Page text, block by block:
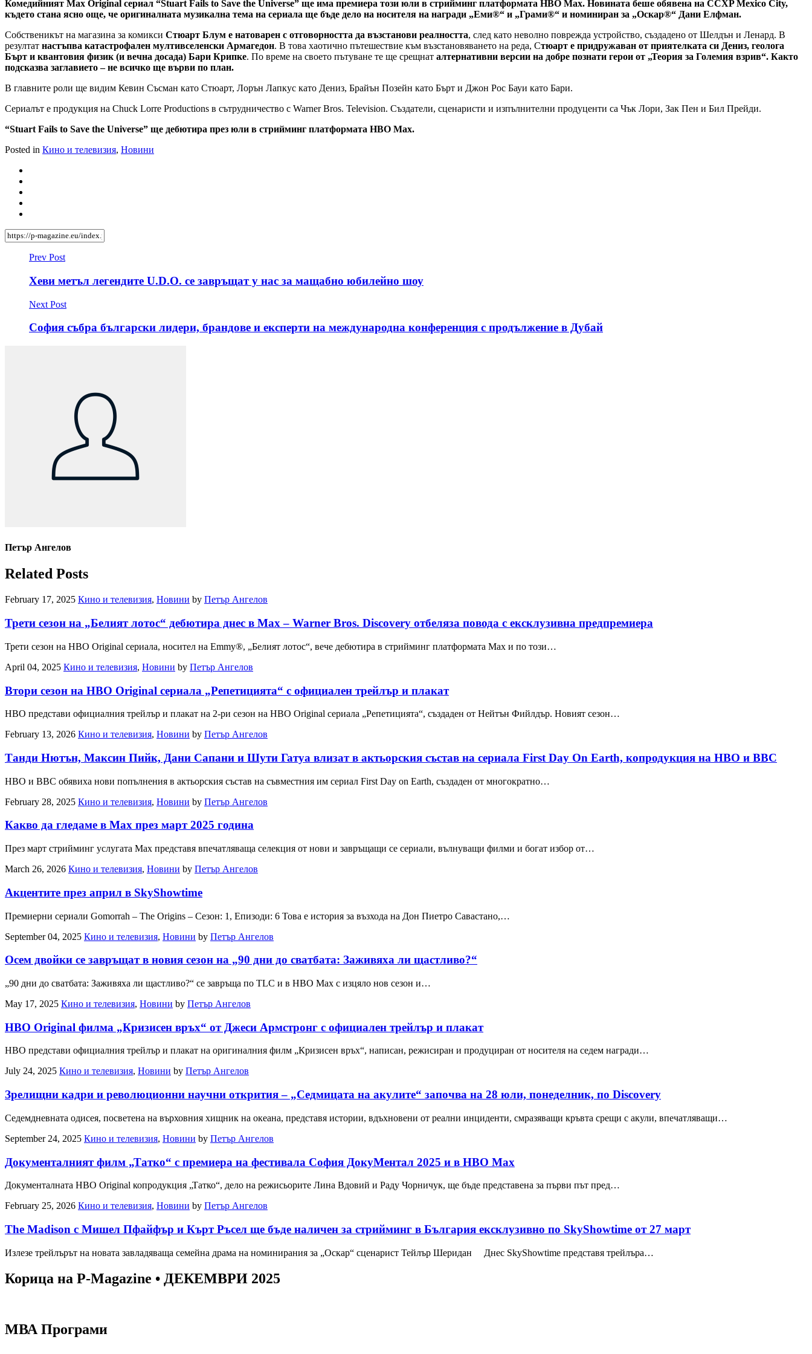
Комедийният Max Original сериал “Stuart Fails to Save the Universe” ще има премиера този юли в стрийминг платформата HBO Max. Новината беше обявена на CCXP Mexico City,
където стана ясно още, че оригиналната музикална тема на сериала ще бъде дело на носителя на награди „Еми®“ и „Грами®“ и номиниран за „Оскар®“ Дани Елфман.
Собственикът на магазина за комикси Стюарт Блум е натоварен с отговорността да възстанови реалността, след като неволно поврежда устройство, създадено от Шелдън и Ленард. В
резултат настъпва катастрофален мултивселенски Армагедон. В това хаотично пътешествие към възстановяването на реда, Стюарт е придружаван от приятелката си Дениз, геолога
Бърт и квантовия физик (и вечна досада) Бари Крипке. По време на своето пътуване те ще срещнат алтернативни версии на добре познати герои от „Теория за Големия взрив“. Както
подсказва заглавието – не всичко ще върви по план.
В главните роли ще видим Кевин Съсман като Стюарт, Лорън Лапкус като Дениз, Брайън Позейн като Бърт и Джон Рос Бауи като Бари.
Сериалът е продукция на Chuck Lorre Productions в сътрудничество с Warner Bros. Television. Създатели, сценаристи и изпълнителни продуценти са Чък Лори, Зак Пен и Бил Прейди.
“Stuart Fails to Save the Universe” ще дебютира през юли в стрийминг платформата HBO Max.
Posted in Кино и телевизия, Новини
Prev Post
Хеви метъл легендите U.D.O. се завръщат у нас за мащабно юбилейно шоу
Next Post
София събра български лидери, брандове и експерти на международна конференция с продължение в Дубай
Петър Ангелов
Related Posts
February 17, 2025 Кино и телевизия, Новини by Петър Ангелов
Трети сезон на „Белият лотос“ дебютира днес в Max – Warner Bros. Discovery отбеляза повода с ексклузивна предпремиера
Трети сезон на HBO Original сериала, носител на Emmy®, „Белият лотос“, вече дебютира в стрийминг платформата Max и по този…
April 04, 2025 Кино и телевизия, Новини by Петър Ангелов
Втори сезон на HBO Original сериала „Репетицията“ с официален трейлър и плакат
HBO представи официалния трейлър и плакат на 2-ри сезон на HBO Original сериалa „Репетицията“, създаден от Нейтън Фийлдър. Новият сезон…
February 13, 2026 Кино и телевизия, Новини by Петър Ангелов
Танди Нютън, Максин Пийк, Дани Сапани и Шути Гатуа влизат в актьорския състав на сериала First Day On Earth, копродукция на HBO и BBC
HBO и BBC обявиха нови попълнения в актьорския състав на съвместния им сериал First Day on Earth, създаден от многократно…
February 28, 2025 Кино и телевизия, Новини by Петър Ангелов
Какво да гледаме в Max през март 2025 година
През март стрийминг услугата Max представя впечатляваща селекция от нови и завръщащи се сериали, вълнуващи филми и богат избор от…
March 26, 2026 Кино и телевизия, Новини by Петър Ангелов
Акцентите през април в SkyShowtime
Премиерни сериали Gomorrah – The Origins – Сезон: 1, Епизоди: 6 Това е история за възхода на Дон Пиетро Савастано,…
September 04, 2025 Кино и телевизия, Новини by Петър Ангелов
Oсем двойки се завръщат в новия сезон на „90 дни до сватбата: Заживяха ли щастливо?“
„90 дни до сватбата: Заживяха ли щастливо?“ се завръща по TLC и в HBO Max с изцяло нов сезон и…
May 17, 2025 Кино и телевизия, Новини by Петър Ангелов
HBO Original филма „Кризисен връх“ от Джеси Армстронг с официален трейлър и плакат
HBO представи официалния трейлър и плакат на оригиналния филм „Кризисен връх“, написан, режисиран и продуциран от носителя на седем награди…
July 24, 2025 Кино и телевизия, Новини by Петър Ангелов
Зрелищни кадри и революционни научни открития – „Седмицата на акулите“ започва на 28 юли, понеделник, по Discovery
Седемдневната одисея, посветена на върховния хищник на океана, представя истории, вдъхновени от реални инциденти, смразяващи кръвта срещи с акули, впечатляващи…
September 24, 2025 Кино и телевизия, Новини by Петър Ангелов
Документалният филм „Татко“ с премиера на фестивала София ДокуМентал 2025 и в HBO Max
Документалната HBO Original копродукция „Татко“, дело на режисьорите Лина Вдовий и Раду Чорничук, ще бъде представена за първи път пред…
February 25, 2026 Кино и телевизия, Новини by Петър Ангелов
The Madison с Мишел Пфайфър и Кърт Ръсел ще бъде наличен за стрийминг в България ексклузивно по SkyShowtime от 27 март
Излезе трейлърът на новата завладяваща семейна драма на номинирания за „Оскар“ сценарист Тейлър Шеридан Днес SkyShowtime представя трейлъра…
Корица на P-Magazine • ДЕКЕМВРИ 2025
МВА Програми